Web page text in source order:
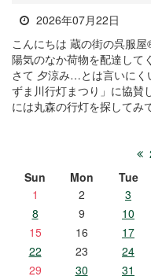
2026年07月22日
こんにちは 蔵の街の呉服
陽気のなか荷物を配達して
さて 夕涼み…とは言いにく
ずま川行灯まつり」に協賛
には丸森の行灯を探してみ
Sun
Mon Tue
1
2 3
8
9 10
15
16 17
22
23 24
29
30
31